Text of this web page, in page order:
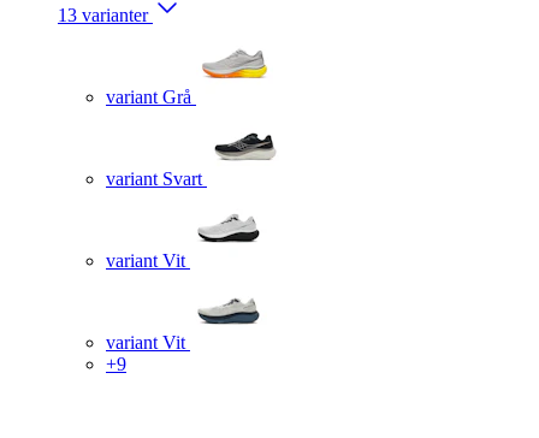
13 varianter
variant Grå
variant Svart
variant Vit
variant Vit
+9